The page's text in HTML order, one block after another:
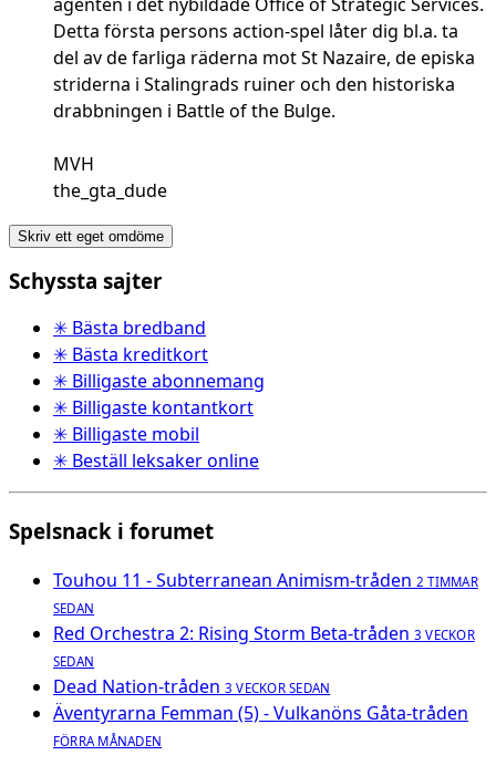
Detta första persons action-spel låter dig bl.a. ta
del av de farliga räderna mot St Nazaire, de episka
striderna i Stalingrads ruiner och den historiska
drabbningen i Battle of the Bulge.
MVH
the_gta_dude
Skriv ett eget omdöme
Schyssta sajter
✳ Bästa bredband
✳ Bästa kreditkort
✳ Billigaste abonnemang
✳ Billigaste kontantkort
✳ Billigaste mobil
✳ Beställ leksaker online
Spelsnack i forumet
Touhou 11 - Subterranean Animism-tråden 2 TIMMAR
SEDAN
Red Orchestra 2: Rising Storm Beta-tråden 3 VECKOR
SEDAN
Dead Nation-tråden 3 VECKOR SEDAN
Äventyrarna Femman (5) - Vulkanöns Gåta-tråden
FÖRRA MÅNADEN